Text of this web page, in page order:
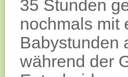
35 Stunden
nochmals mit
Babystunden
während der